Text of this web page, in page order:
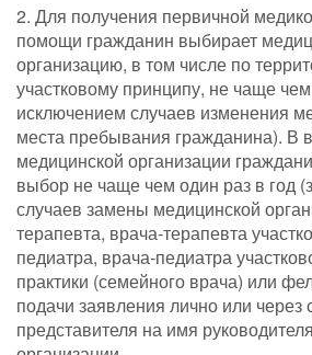
2. Для получения первичной
помощи гражданин выбирает
организацию, в том числе по
участковому принципу, не чаще
исключением случаев изменения
места пребывания гражданина). В
медицинской организации
выбор не чаще чем один раз в год
случаев замены медицинской
терапевта, врача-терапевта
педиатра, врача-педиатра
практики (семейного врача) или
подачи заявления лично или через
представителя на имя